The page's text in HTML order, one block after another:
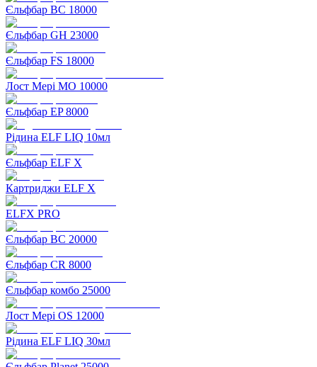
Єльфбар BC 18000
Єльфбар GH 23000
Єльфбар FS 18000
Лост Мері MO 10000
Єльфбар EP 8000
Рідина ELF LIQ 10мл
Єльфбар ELF X
Картриджи ELF X
ELFX PRO
Єльфбар BC 20000
Єльфбар CR 8000
Єльфбар комбо 25000
Лост Мері OS 12000
Рідина ELF LIQ 30мл